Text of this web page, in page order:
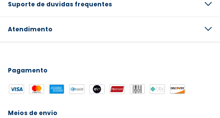
Suporte de duvidas frequentes
Atendimento
Pagamento
Meios de envio